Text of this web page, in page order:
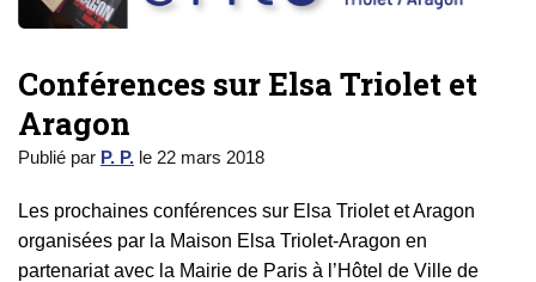
Conférences sur Elsa Triolet et
Aragon
Publié par P. P. le 22 mars 2018
Les prochaines conférences sur Elsa Triolet et Aragon
organisées par la Maison Elsa Triolet-Aragon en
partenariat avec la Mairie de Paris à l’Hôtel de Ville de